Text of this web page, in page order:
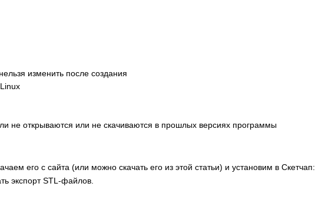
изменить после создания
не открываются или не скачиваются в прошлых версиях программы
его с сайта (или можно скачать его из этой статьи) и установим в Скетчап:
экспорт STL-файлов.